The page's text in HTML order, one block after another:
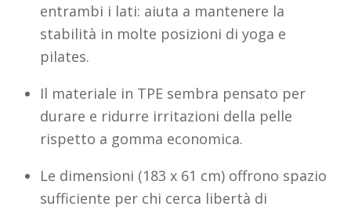
entrambi i lati: aiuta a mantenere la
stabilità in molte posizioni di yoga e
pilates.
Il materiale in TPE sembra pensato per
durare e ridurre irritazioni della pelle
rispetto a gomma economica.
Le dimensioni (183 x 61 cm) offrono spazio
sufficiente per chi cerca libertà di